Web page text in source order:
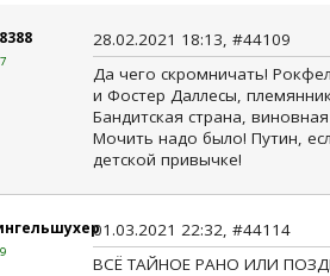
28.02.2021 18:13, #44109
Да чего скромничать!
и Фостер Даллесы,
Бандитская страна,
Мочить надо было! Путин,
детской привычке!
01.03.2021 22:32, #44114
ВСЁ ТАЙНОЕ РАНО ИЛИ